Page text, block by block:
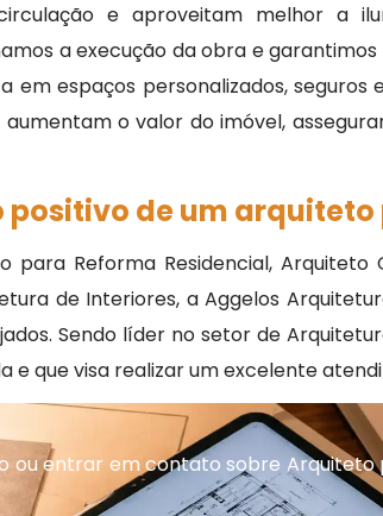
e aproveitam melhor a
a execução da obra e
em espaços personalizados, seguros
o valor do imóvel,
positivo de um
para Reforma Residencial,
de Interiores, a Aggelos
Sendo líder no setor de
e que visa realizar um excelente
ou entrar em contato sobre Arquiteto